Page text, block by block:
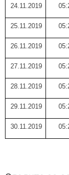
24.11.2019
25.11.2019
26.11.2019
27.11.2019
28.11.2019
29.11.2019
30.11.2019